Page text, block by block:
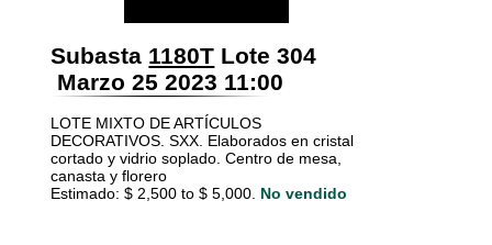
Subasta 1180T Lote 304
Marzo 25 2023 11:00
LOTE MIXTO DE ARTÍCULOS
DECORATIVOS. SXX. Elaborados en cristal
cortado y vidrio soplado. Centro de mesa,
canasta y florero
Estimado: $ 2,500 to $ 5,000. No vendido